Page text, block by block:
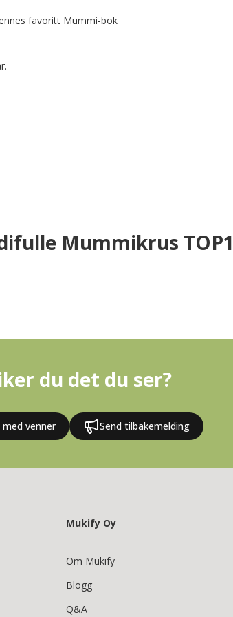
favoritt Mummi-bok
Mummikrus
du det du ser?
med venner Send tilbakemelding
Mukify Oy
Om Mukify
Blogg
Q&A